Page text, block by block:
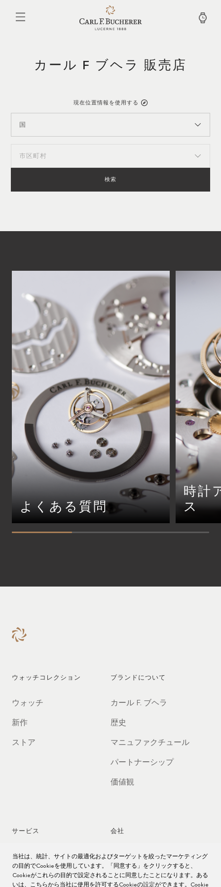
カール F ブヘラ 販売店
現在位置情報を使用する
国
市区町村
検索
よくある質問
時計
ス
ウォッチコレクション
ウォッチ
新作
ストア
ブランドについて
カール F. ブヘラ
歴史
マニュファクチュール
パートナーシップ
価値観
サービス
時計アフターサービス
時計のお手入れ
会社
ジョブズ
プレス
当社は、統計、サイトの最適化およびターゲットを絞ったマーケティング
の目的でCookieを使用しています。「同意する」をクリックすると、
Cookieがこれらの目的で設定されることに同意したことになります。ある
いは、こちらから当社に使用を許可するCookieの設定ができます。Cookie